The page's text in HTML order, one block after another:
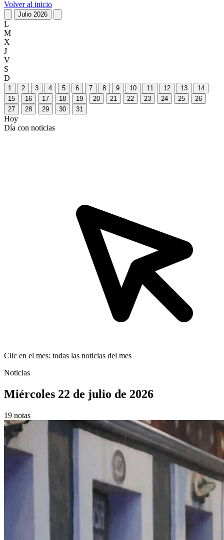
Volver al inicio
Julio 2026
L
M
X
J
V
S
D
1 2 3 4 5 6 7 8 9 10 11 12 13
14
15
16 17 18 19 20 21 22 23 24 25
26
27
28 29 30 31
Hoy
Día con noticias
Clic en el mes: todas las noticias del mes
Noticias
Miércoles 22 de julio de 2026
19 notas